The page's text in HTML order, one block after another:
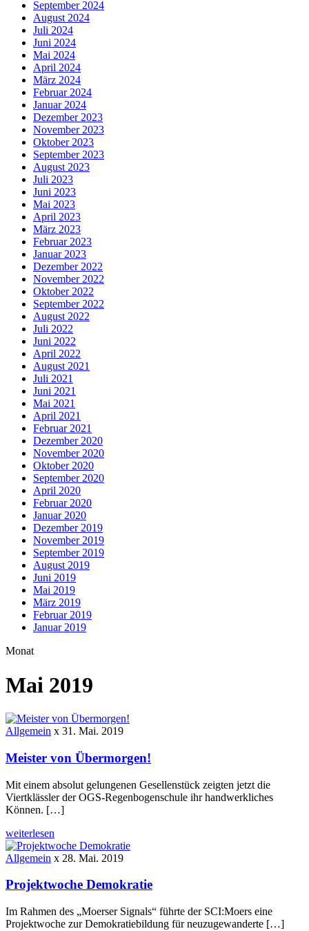
September 2024
August 2024
Juli 2024
Juni 2024
Mai 2024
April 2024
März 2024
Februar 2024
Januar 2024
Dezember 2023
November 2023
Oktober 2023
September 2023
August 2023
Juli 2023
Juni 2023
Mai 2023
April 2023
März 2023
Februar 2023
Januar 2023
Dezember 2022
November 2022
Oktober 2022
September 2022
August 2022
Juli 2022
Juni 2022
April 2022
August 2021
Juli 2021
Juni 2021
Mai 2021
April 2021
Februar 2021
Dezember 2020
November 2020
Oktober 2020
September 2020
April 2020
Februar 2020
Januar 2020
Dezember 2019
November 2019
September 2019
August 2019
Juni 2019
Mai 2019
März 2019
Februar 2019
Januar 2019
Monat
Mai 2019
Allgemein x 31. Mai. 2019
Meister von Übermorgen!
Mit einem absolut gelungenen Gesellenstück zeigten jetzt die
Viertklässler der OGS-Regenbogenschule ihr handwerkliches
Können. […]
weiterlesen
Allgemein x 28. Mai. 2019
Projektwoche Demokratie
Im Rahmen des „Moerser Signals“ führte der SCI:Moers eine
Projektwoche zur Demokratiebildung für neuzugewanderte […]